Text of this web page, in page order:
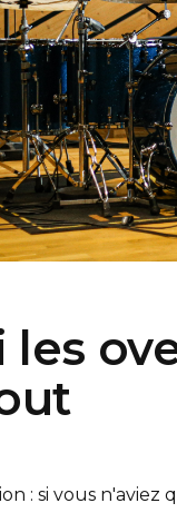
les
: si vous